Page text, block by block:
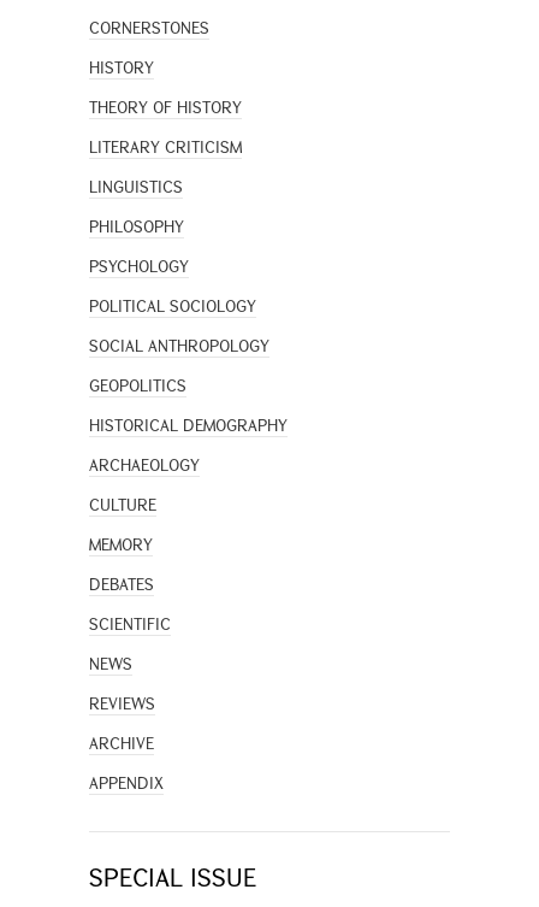
CORNERSTONES
HISTORY
THEORY OF HISTORY
LITERARY CRITICISM
LINGUISTICS
PHILOSOPHY
PSYCHOLOGY
POLITICAL SOCIOLOGY
SOCIAL ANTHROPOLOGY
GEOPOLITICS
HISTORICAL DEMOGRAPHY
ARCHAEOLOGY
CULTURE
MEMORY
DEBATES
SCIENTIFIC
NEWS
REVIEWS
ARCHIVE
APPENDIX
SPECIAL ISSUE